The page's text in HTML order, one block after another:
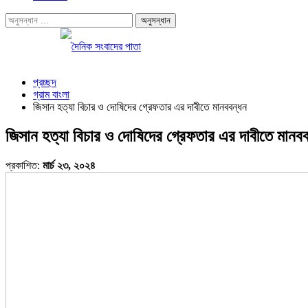
প্রচ্ছদ
গ্রাম বাংলা
জিসান হত্যা বিচার ও দোষিদের গ্রেফতার এর দাবীতে মানববন্ধন
জিসান হত্যা বিচার ও দোষিদের গ্রেফতার এর দাবীতে
প্রকাশিত: মার্চ ২৩, ২০২৪